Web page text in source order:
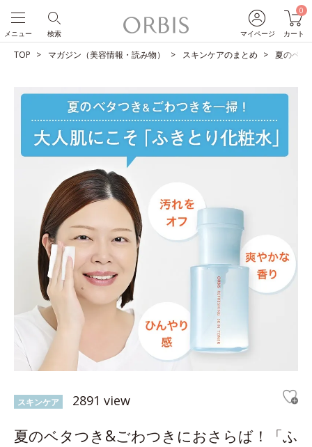
マイページ
0
カート
検索
メニュー
TOP マガジン（美容情報・読み物） スキンケアのまとめ 夏のベタ
スキンケア 2891 view
夏のベタつき&ごわつきにおさらば！「ふ